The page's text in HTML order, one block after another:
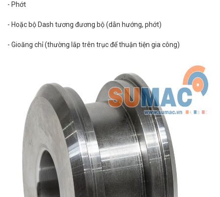
- Phớt
- Hoặc bộ Dash tương đương bộ (dẫn hướng, phớt)
- Gioăng chỉ (thường lắp trên trục để thuận tiện gia công)